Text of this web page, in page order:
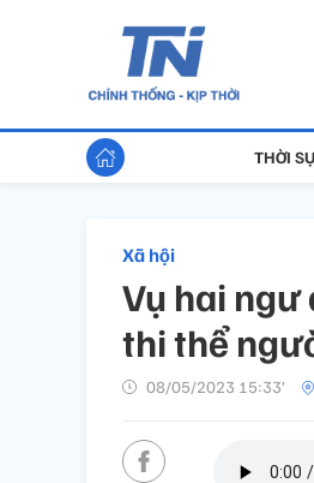
THỜI
Xã hội
Vụ hai
thi thể
08/05/2023 15:33’